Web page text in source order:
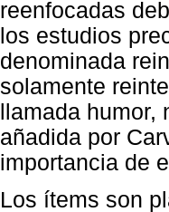
reenfocadas
los estudios
denominada
solamente
llamada
añadida por
importancia de
Los ítems son